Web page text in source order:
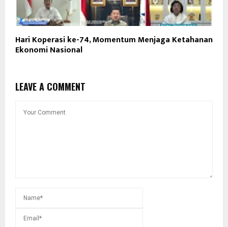
Hari Koperasi ke-74, Momentum Menjaga Ketahanan
Ekonomi Nasional
LEAVE A COMMENT